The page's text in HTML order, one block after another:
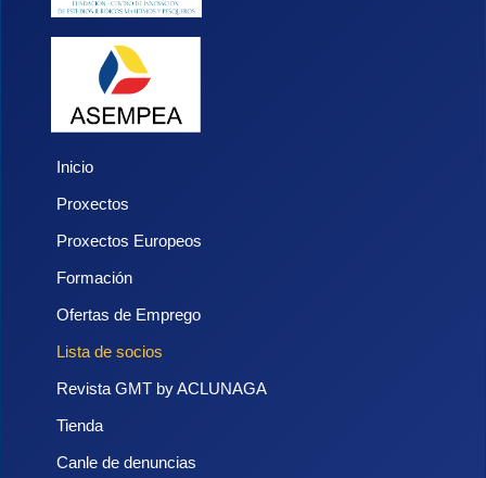
Inicio
Proxectos
Proxectos Europeos
Formación
Ofertas de Emprego
Lista de socios
Revista GMT by ACLUNAGA
Tienda
Canle de denuncias